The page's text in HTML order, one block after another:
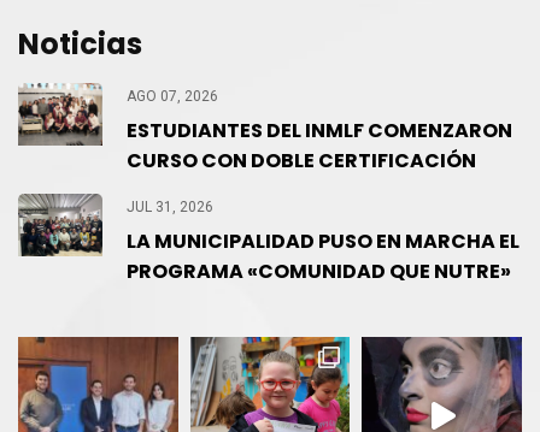
Noticias
AGO 07, 2026
ESTUDIANTES DEL INMLF COMENZARON
CURSO CON DOBLE CERTIFICACIÓN
JUL 31, 2026
LA MUNICIPALIDAD PUSO EN MARCHA EL
PROGRAMA «COMUNIDAD QUE NUTRE»